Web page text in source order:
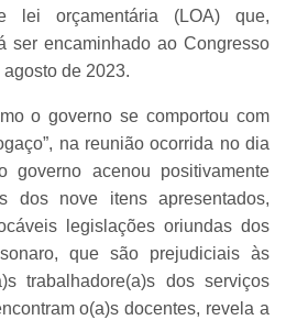
lei orçamentária (LOA) que,
ser encaminhado ao Congresso
de 2023.
o governo se comportou com
na reunião ocorrida no dia
acenou positivamente
dos nove itens apresentados,
legislações oriundas dos
que são prejudiciais às
trabalhadore(a)s dos serviços
o(a)s docentes, revela a